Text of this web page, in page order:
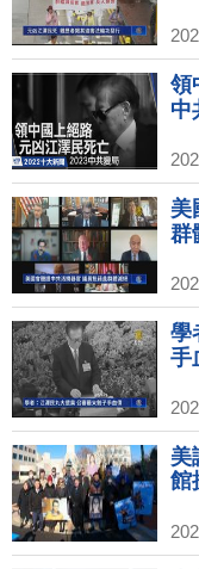
領
中
美
群
學
手
美
館